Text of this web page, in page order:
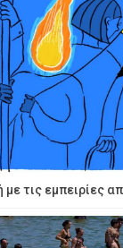
τις εμπειρίες